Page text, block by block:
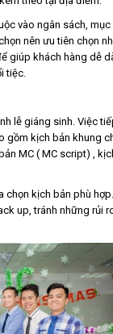
vào ngân sách,
nên ưu tiên chọn
giúp khách hàng dễ
tiệc.
lễ giáng sinh. Việc
gồm kịch bản khung
MC ( MC script) ,
chọn kịch bản phù
up, tránh những rủi